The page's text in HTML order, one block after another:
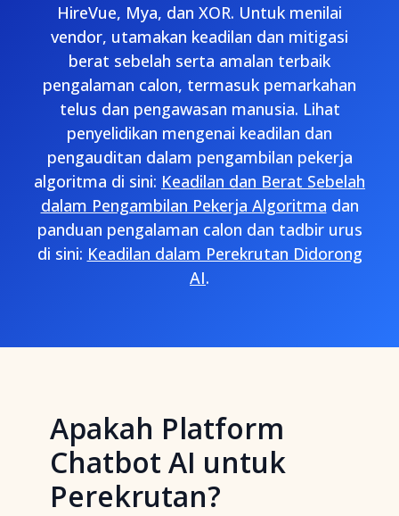
HireVue, Mya, dan XOR. Untuk menilai
vendor, utamakan keadilan dan mitigasi
berat sebelah serta amalan terbaik
pengalaman calon, termasuk pemarkahan
telus dan pengawasan manusia. Lihat
penyelidikan mengenai keadilan dan
pengauditan dalam pengambilan pekerja
algoritma di sini: Keadilan dan Berat Sebelah
dalam Pengambilan Pekerja Algoritma dan
panduan pengalaman calon dan tadbir urus
di sini: Keadilan dalam Perekrutan Didorong
AI.
Apakah Platform
Chatbot AI untuk
Perekrutan?